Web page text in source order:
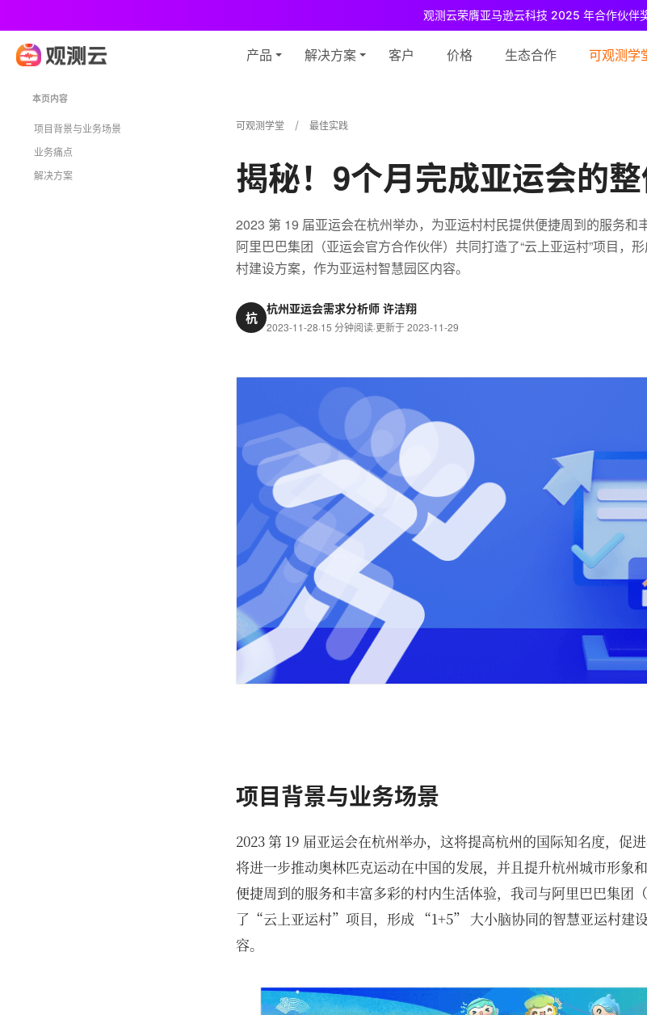
观测云荣膺亚马逊云科技 2025 年合作伙伴
观测云免费版现已推出！ 专为中小团队与个人开发者设计
产品 解决方案 客户 价格 生态合作 可观测学
可观测学堂 最佳实践
揭秘！9个月完成亚运会的
2023 第 19 届亚运会在杭州举办，为亚运村村民提供便捷周到的服务和
阿里巴巴集团（亚运会官方合作伙伴）共同打造了“云上亚运村”项目，
村建设方案，作为亚运村智慧园区内容。
杭
杭州亚运会需求分析师 许洁翔
2023-11-28·15 分钟阅读·更新于 2023-11-29
本页内容
项目背景与业务场景
业务痛点
解决方案
项目背景与业务场景
2023 第 19 届亚运会在杭州举办，这将提高杭州的国际知名度，促
将进一步推动奥林匹克运动在中国的发展，并且提升杭州城市形象
便捷周到的服务和丰富多彩的村内生活体验，我司与阿里巴巴集团
了“云上亚运村”项目，形成 “1+5” 大小脑协同的智慧亚运村建
容。